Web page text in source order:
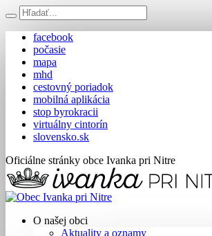
facebook
počasie
mapa
mhd
cestovný poriadok
mobilná aplikácia
stop byrokracii
virtuálny cintorín
slovensko.sk
Oficiálne stránky obce Ivanka pri Nitre
O našej obci
Aktuality a oznamy